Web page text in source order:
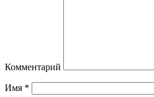
Комментарий
Имя *